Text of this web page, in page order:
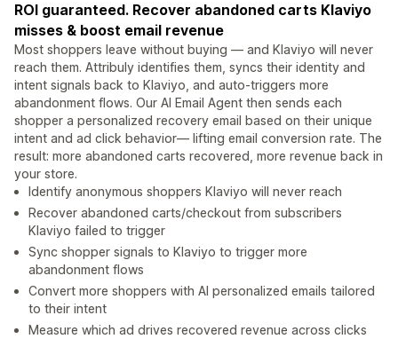
ROI guaranteed. Recover abandoned carts Klaviyo
misses & boost email revenue
Most shoppers leave without buying — and Klaviyo will never
reach them. Attribuly identifies them, syncs their identity and
intent signals back to Klaviyo, and auto-triggers more
abandonment flows. Our AI Email Agent then sends each
shopper a personalized recovery email based on their unique
intent and ad click behavior— lifting email conversion rate. The
result: more abandoned carts recovered, more revenue back in
your store.
Identify anonymous shoppers Klaviyo will never reach
Recover abandoned carts/checkout from subscribers
Klaviyo failed to trigger
Sync shopper signals to Klaviyo to trigger more
abandonment flows
Convert more shoppers with AI personalized emails tailored
to their intent
Measure which ad drives recovered revenue across clicks